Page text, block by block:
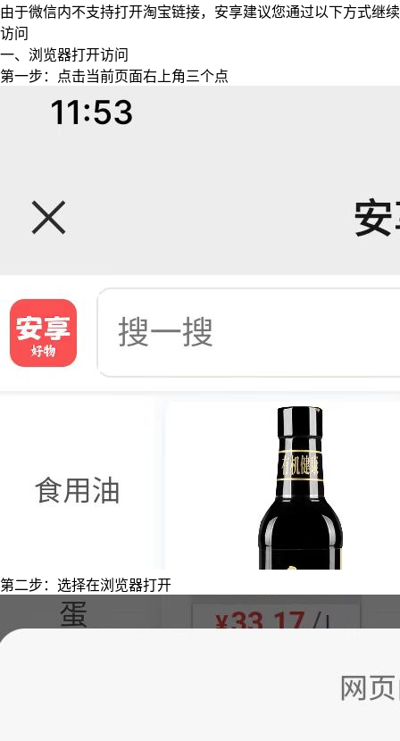
由于微信内不支持打开淘宝链接，安享建议您通过以下方式继续
访问
一、浏览器打开访问
第一步：点击当前页面右上角三个点
第二步：选择在浏览器打开